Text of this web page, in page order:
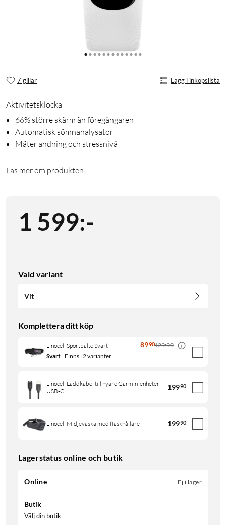
7 gillar Lägg i inköpslista
Aktivitetsklocka
66% större skärm än föregångaren
Automatisk sömnanalysator
Mäter andning och stressnivå
Läs mer om produkten
1 599:-
Vald variant
Vit
Komplettera ditt köp
Linocell Sportbälte Svart 8990129:90
Svart Finns i 2 varianter
Linocell Laddkabel till nyare Garmin-enheter
USB-C
19990
Linocell Midjeväska med flaskhållare 19990
Lagerstatus online och butik
Online Ej i lager
Butik
Välj din butik